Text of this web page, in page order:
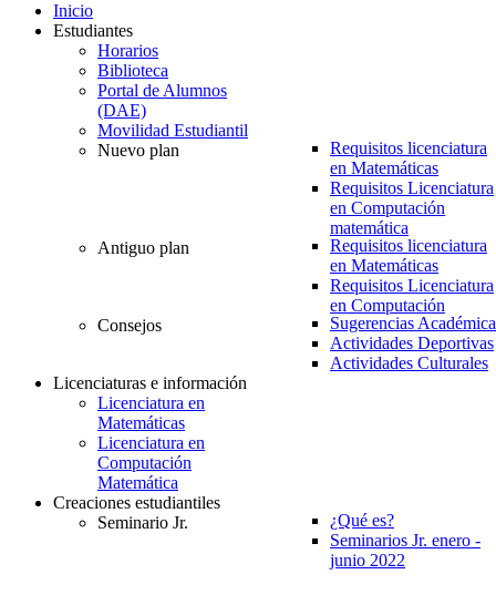
Inicio
Estudiantes
Horarios
Biblioteca
Portal de Alumnos
(DAE)
Movilidad Estudiantil
Nuevo plan
Requisitos licenciatura
en Matemáticas
Requisitos Licenciatura
en Computación
matemática
Antiguo plan
Requisitos licenciatura
en Matemáticas
Requisitos Licenciatura
en Computación
Consejos
Sugerencias
Actividades Deportivas
Actividades Culturales
Licenciaturas e información
Licenciatura en
Matemáticas
Licenciatura en
Computación
Matemática
Creaciones estudiantiles
Seminario Jr.
¿Qué es?
Seminarios Jr. enero -
junio 2022